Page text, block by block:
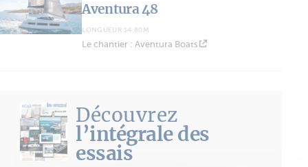
Aventura 48
LONGUEUR 14.80M
Le chantier : Aventura Boats
Découvrez
l’intégrale des
essais